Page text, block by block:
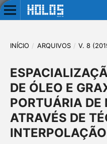
INÍCIO / ARQUIVOS / V. 8
DE ÓLEO E
PORTUÁRIA DE
ATRAVÉS DE